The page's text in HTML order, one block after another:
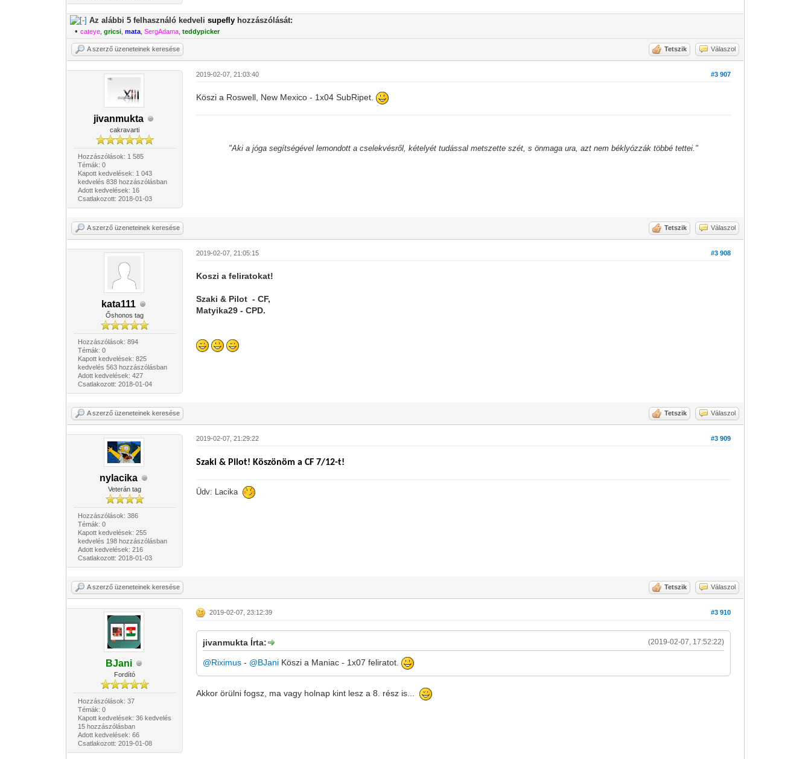
Az alábbi 5 felhasználó kedvelisupefly hozzászólását:
•cateye ,gricsi ,mata ,SergAdama ,teddypicker
A szerző üzeneteinek keresése Tetszik Válaszol
jivanmukta
cakravarti
Hozzászólások: 1 585
Témák: 0
Kapott kedvelések: 1 043
kedvelés 838 hozzászólásban
Adott kedvelések: 16
Csatlakozott: 2018-01-03
#3 907
2019-02-07, 21:03:40
Köszi a Roswell, New Mexico - 1x04 SubRipet.
"Aki a jóga segítségével lemondott a cselekvésről, kételyét tudással metszette szét, s önmaga ura, azt nem béklyózzák többé tettei."
A szerző üzeneteinek keresése Tetszik Válaszol
kata111
Őshonos tag
Hozzászólások: 894
Témák: 0
Kapott kedvelések: 825
kedvelés 563 hozzászólásban
Adott kedvelések: 427
Csatlakozott: 2018-01-04
#3 908
2019-02-07, 21:05:15
Koszi a feliratokat!
Szaki & Pilot - CF,
Matyika29 - CPD.
A szerző üzeneteinek keresése Tetszik Válaszol
nylacika
Veterán tag
Hozzászólások: 386
Témák: 0
Kapott kedvelések: 255
kedvelés 198 hozzászólásban
Adott kedvelések: 216
Csatlakozott: 2018-01-03
#3 909
2019-02-07, 21:29:22
Szaki & Pilot! Köszönöm a CF 7/12-t!
Üdv: Lacika
A szerző üzeneteinek keresése Tetszik Válaszol
BJani
Fordító
Hozzászólások: 37
Témák: 0
Kapott kedvelések: 36 kedvelés
15 hozzászólásban
Adott kedvelések: 66
Csatlakozott: 2019-01-08
#3 910
2019-02-07, 23:12:39
(2019-02-07, 17:52:22)
jivanmukta Írta:
@Riximus - @BJani Köszi a Maniac - 1x07 feliratot.
Akkor örülni fogsz, ma vagy holnap kint lesz a 8. rész is...